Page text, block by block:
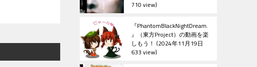
710 view
『PhantomBlackNightDream.
』（東方Project）の動画を楽
しもう！ 2024年11月19日
633 view